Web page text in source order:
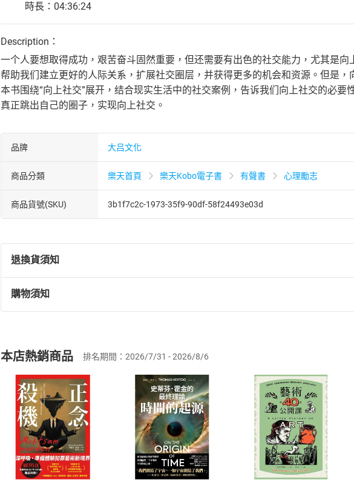
時長：04:36:24
Description：
一个人要想取得成功，艰苦奋斗固然重要，但还需要有出色的社交能力，尤其是
帮助我们建立更好的人际关系，扩展社交圈层，并获得更多的机会和资源。但是
本书围绕“向上社交”展开，结合现实生活中的社交案例，告诉我们向上社交的必
真正跳出自己的圈子，实现向上社交。
品牌 大吕文化
商品分類 樂天首頁 樂天Kobo電子書 有聲書 心理勵志
商品貨號(SKU) 3b1f7c2c-1973-35f9-90df-58f24493e03d
退換貨須知
退換貨規定：
(一)依消費者保護法第19條第1項後段暨通訊交易解除權合理例外情事適用
(二)消費者訂購本店鋪之商品即代表知悉本店鋪所銷售之商品為電子書，
且已下載/存取電子書，不得請求退貨退款。
退貨方式：您欲取消訂單或辦理退貨時，請登入樂天市場，並於「我的訂單
貨」，本店鋪將依您的申請進行審核，待審核通過後將為您辦理退款事宜。
請注意，樂天市場須以整筆訂單為單位進行取消/退貨，恕無法以單支商品取
購物須知
挑選商品
Choose
放入購物車
Shopping cart
登入帳號
Login
購書後，如何開始使用？
Step1.選擇閱讀載具 Step2.登入
本店熱銷商品 排名期間：2026/7/31 - 2026/8/6